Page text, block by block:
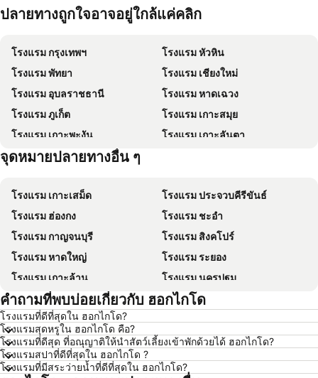
ปลายทางถูกใจอาจอยู่ใกล้แค่คลิก
โรงแรม กรุงเทพฯ
โรงแรม หัวหิน
โรงแรม พัทยา
โรงแรม เชียงใหม่
โรงแรม อุบลราชธานี
โรงแรม หาดเฉวง
โรงแรม ภูเก็ต
โรงแรม เกาะสมุย
โรงแรม เกาะพะงัน
โรงแรม เกาะลันตา
โรงแรม เกาะหลีเป๊ะ
จุดหมายปลายทางอื่น ๆ
โรงแรม เกาะเสม็ด
โรงแรม ประจวบคีรีขันธ์
โรงแรม ฮ่องกง
โรงแรม ชะอำ
โรงแรม กาญจนบุรี
โรงแรม สิงคโปร์
โรงแรม หาดใหญ่
โรงแรม ระยอง
โรงแรม เกาะล้าน
โรงแรม นครปฐม
โรงแรม นครราชสีมา
โรงแรม ซินยี่
โรงแรม เขาหลัก
โรงแรม อุดรธานี
โรงแรม ศรีราชา
โรงแรม กระบี่
โรงแรม นครนายก
คำถามที่พบบ่อยเกี่ยวกับ ฮอกไกโด
โรงแรมที่ดีที่สุดใน ฮอกไกโด?
โรงแรมสุดหรูใน ฮอกไกโด คือ?
โรงแรมที่ดีสุด ที่อณุญาติให้นำสัตว์เลี้ยงเข้าพักด้วยได้ ฮอกไกโด?
โรงแรมสปาที่ดีที่สุดใน ฮอกไกโด ?
โรงแรมที่มีสระว่ายน้ำที่ดีที่สุดใน ฮอกไกโด?